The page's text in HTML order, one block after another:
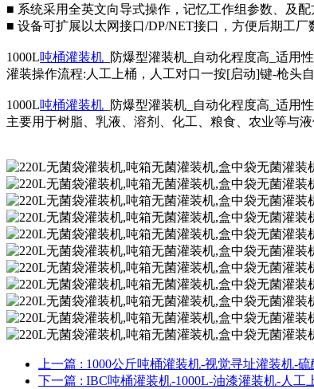
■ 系统采用全英文向导式操作，记忆工作组参数、及配
■ 设备可扩展以太网接口/DP/NET接口，方便后期工厂
1000L吨桶灌装机 _防爆型灌装机_自动化程度高_适用
灌装操作流程:人工上桶，人工对口一按[启动]键-枪头
1000L吨桶灌装机 _防爆型灌装机_自动化程度高_适用
主要用于树脂、乳液、溶剂、化工、粮食、农业等与液
上一篇 : 1000公斤吨桶灌装机-视觉寻址灌装机-
下一篇 : IBC吨桶灌装机-1000L-油漆灌装机-人工